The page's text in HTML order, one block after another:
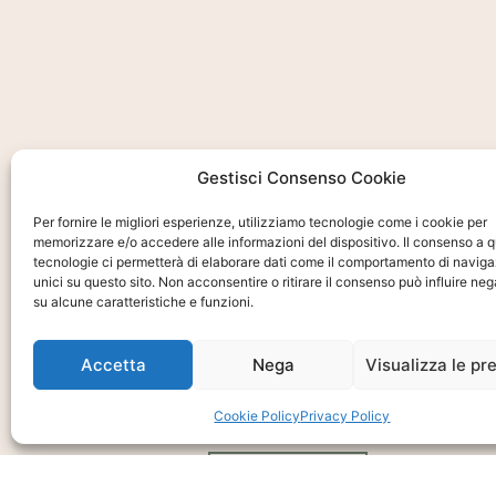
Gestisci Consenso Cookie
Per fornire le migliori esperienze, utilizziamo tecnologie come i cookie per
memorizzare e/o accedere alle informazioni del dispositivo. Il consenso a
tecnologie ci permetterà di elaborare dati come il comportamento di
unici su questo sito. Non acconsentire o ritirare il consenso può influire
su alcune caratteristiche e funzioni.
Accetta Nega Visualizza le
Cookie PolicyPrivacy Policy
Ti interessa?
Chiedi
Prodotto